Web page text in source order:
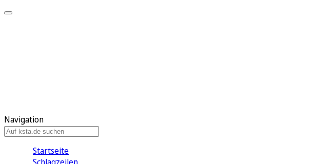
Navigation
Startseite